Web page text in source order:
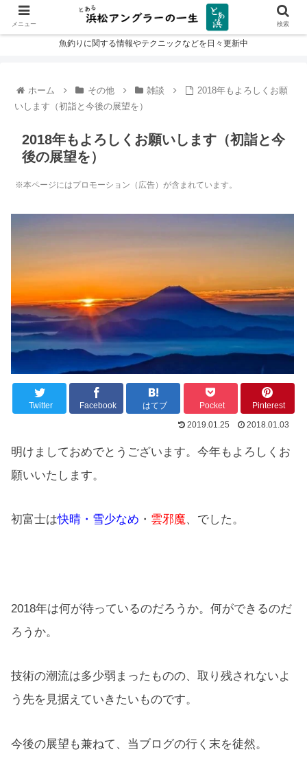
魚釣りに関する情報やテクニックなどを日々更新中
ホーム その他 雑談
2018年もよろしくお願
いします（初詣と今後の展望を）
2018年もよろしくお願いします（初詣と今
後の展望を）
※本ページにはプロモーション（広告）が含まれています。
Twitter Facebook はてブ Pocket
Pinterest
2019.01.25
2018.01.03
明けましておめでとうございます。今年もよろしくお
願いいたします。
初富士は快晴・雪少なめ ・ 雲邪魔、でした。
2018年は何が待っているのだろうか。何ができるのだ
ろうか。
技術の潮流は多少弱まったものの、取り残されないよ
う先を見据えていきたいものです。
今後の展望も兼ねて、当ブログの行く末を徒然。
メニュー 検索